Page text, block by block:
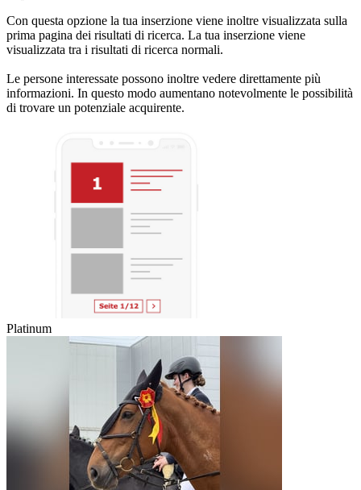
Con questa opzione la tua inserzione viene inoltre visualizzata sulla
prima pagina dei risultati di ricerca. La tua inserzione viene
visualizzata tra i risultati di ricerca normali.
Le persone interessate possono inoltre vedere direttamente più
informazioni. In questo modo aumentano notevolmente le possibilità
di trovare un potenziale acquirente.
Platinum